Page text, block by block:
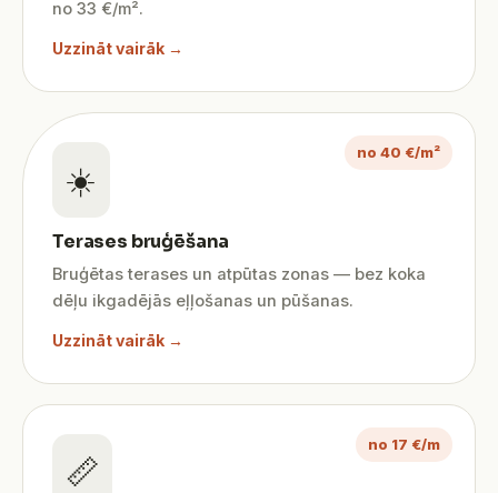
no 33 €/m².
Uzzināt vairāk →
no 40 €/m²
☀️
Terases bruģēšana
Bruģētas terases un atpūtas zonas — bez koka
dēļu ikgadējās eļļošanas un pūšanas.
Uzzināt vairāk →
no 17 €/m
📏